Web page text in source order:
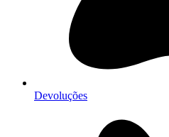
Devoluções